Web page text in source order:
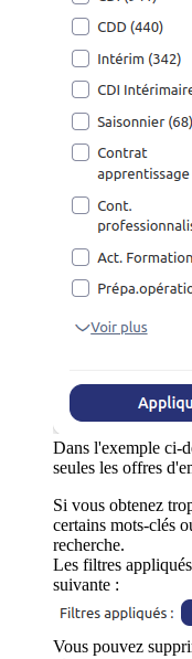
Dans l'exemple ci-
seules les offres
Si vous obtenez
certains mots-clés
recherche.
Les filtres
suivante :
Vous pouvez